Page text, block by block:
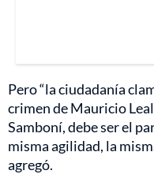
Pero “la ciudadanía
crimen de Mauricio
Samboní, debe ser el
misma agilidad, la
agregó.